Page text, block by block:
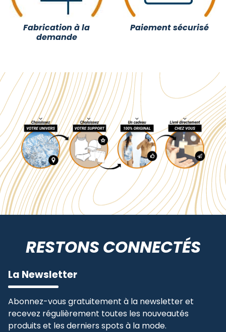
Fabrication à la
demande
Paiement sécurisé
RESTONS CONNECTÉS
La Newsletter
Abonnez-vous gratuitement à la newsletter et
recevez régulièrement toutes les nouveautés
produits et les derniers spots à la mode.